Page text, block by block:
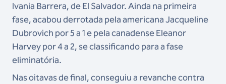
Ivania Barrera, de El Salvador. Ainda na primeira
fase, acabou derrotada pela americana Jacqueline
Dubrovich por 5 a 1 e pela canadense Eleanor
Harvey por 4 a 2, se classificando para a fase
eliminatória.
Nas oitavas de final, conseguiu a revanche contra